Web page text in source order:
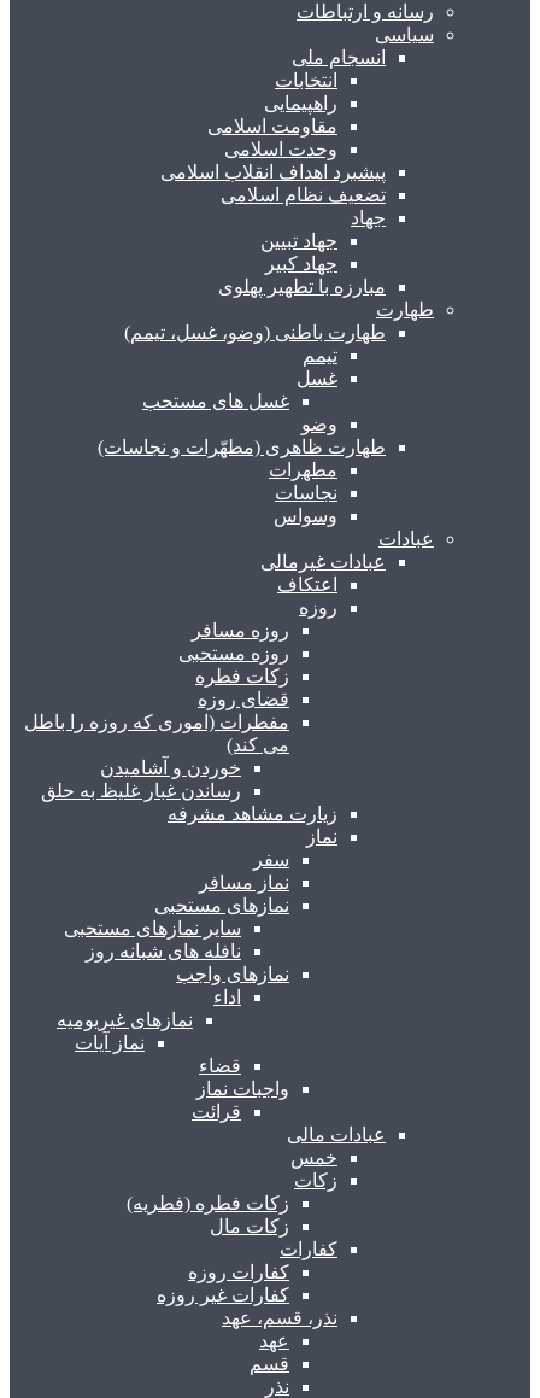
رسانه و ارتباطات
سیاسی
انسجام ملی
انتخابات
راهپیمایی
مقاومت اسلامی
وحدت اسلامی
پیشبرد اهداف انقلاب اسلامی
تضعیف نظام اسلامی
جهاد
جهاد تبیین
جهاد کبیر
مبارزه با تطهیر پهلوی
طهارت
طهارت باطنی (وضو، غسل، تیمم)
تیمم
غسل
غسل های مستحب
وضو
طهارت ظاهری (مطهّرات و نجاسات)
مطهرات
نجاسات
وسواس
عبادات
عبادات غیرمالی
اعتکاف
روزه
روزه مسافر
روزه مستحبی
زکات فطره
قضای روزه
مفطرات (اموری که روزه را باطل
می کند)
خوردن و آشامیدن
رساندن غبار غلیظ به حلق
زیارت مشاهد مشرفه
نماز
سفر
نماز مسافر
نمازهای مستحبی
سایر نمازهای مستحبی
نافله های شبانه روز
نمازهای واجب
اداء
نمازهای غیریومیه
نماز آیات
قضاء
واجبات نماز
قرائت
عبادات مالی
خمس
زکات
زکات فطره (فطریه)
زکات مال
کفارات
کفارات روزه
کفارات غیر روزه
نذر، قسم، عهد
عهد
قسم
نذر